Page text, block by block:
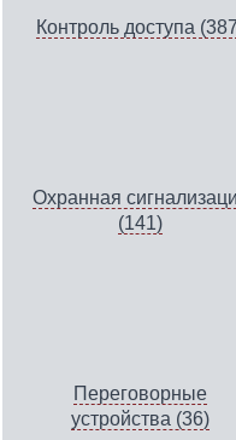
Контроль доступа
Охранная
(141)
Переговорные
устройства (36)